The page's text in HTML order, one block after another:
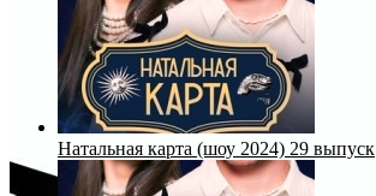
Натальная карта (шоу 2024) 29 выпуск